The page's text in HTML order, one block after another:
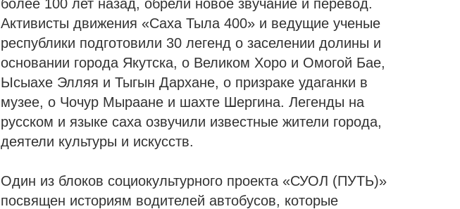
более 100 лет назад, обрели новое звучание и перевод.
Активисты движения «Саха Тыла 400» и ведущие ученые
республики подготовили 30 легенд о заселении долины и
основании города Якутска, о Великом Хоро и Омогой Бае,
Ысыахе Элляя и Тыгын Дархане, о призраке удаганки в
музее, о Чочур Мыраане и шахте Шергина. Легенды на
русском и языке саха озвучили известные жители города,
деятели культуры и искусств.
Один из блоков социокультурного проекта «СУОЛ (ПУТЬ)»
посвящен историям водителей автобусов, которые